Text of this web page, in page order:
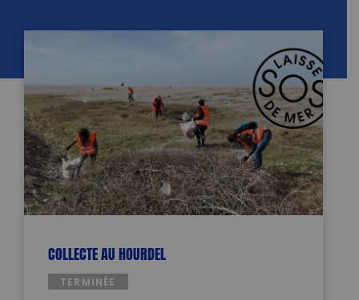
COLLECTE AU HOURDEL
TERMINÉE